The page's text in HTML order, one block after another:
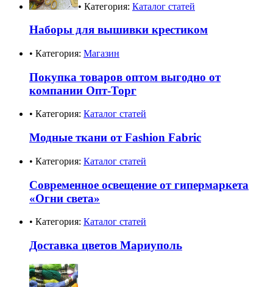
• Категория: Каталог статей
Наборы для вышивки крестиком
• Категория: Магазин
Покупка товаров оптом выгодно от
компании Опт-Торг
• Категория: Каталог статей
Модные ткани от Fashion Fabric
• Категория: Каталог статей
Современное освещение от гипермаркета
«Огни света»
• Категория: Каталог статей
Доставка цветов Мариуполь